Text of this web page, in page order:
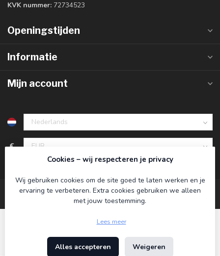
KVK nummer: 72734523
Openingstijden
Informatie
Mijn account
€
© Copyright 2026 Koning Bamboe - Powered by
Cookies – wij respecteren je privacy
Wij gebruiken cookies om de site goed te laten werken en je
ervaring te verbeteren. Extra cookies gebruiken we alleen
met jouw toestemming.
Lees meer
Alles accepteren Weigeren